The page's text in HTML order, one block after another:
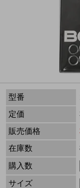
型番
定価
販売価格
在庫数
購入数
サイズ